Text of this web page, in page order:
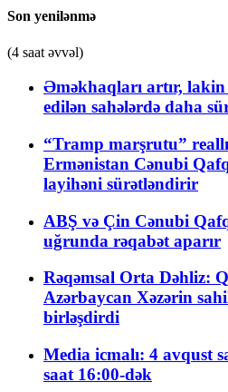
Son yenilənmə
(4 saat əvvəl)
Əməkhaqları artır, lakin
edilən sahələrdə daha
“Tramp marşrutu”
Ermənistan Cənubi
layihəni sürətləndirir
ABŞ və Çin Cənubi
uğrunda rəqabət aparır
Rəqəmsal Orta Dəhliz:
Azərbaycan Xəzərin
birləşdirdi
Media icmalı: 4 avqust
saat 16:00-dək